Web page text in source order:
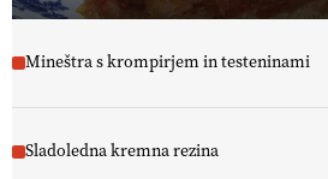
Mineštra s krompirjem in testeninami
Sladoledna kremna rezina